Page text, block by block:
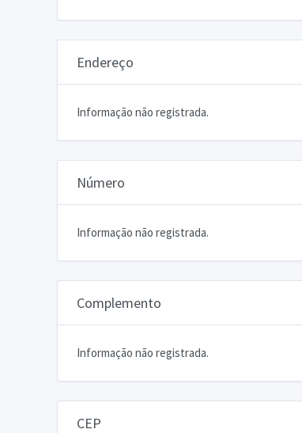
Endereço
Informação não registrada.
Número
Informação não registrada.
Complemento
Informação não registrada.
CEP